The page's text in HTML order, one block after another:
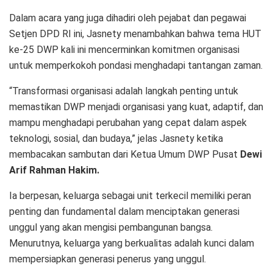
Dalam acara yang juga dihadiri oleh pejabat dan pegawai
Setjen DPD RI ini, Jasnety menambahkan bahwa tema HUT
ke-25 DWP kali ini mencerminkan komitmen organisasi
untuk memperkokoh pondasi menghadapi tantangan zaman.
“Transformasi organisasi adalah langkah penting untuk
memastikan DWP menjadi organisasi yang kuat, adaptif, dan
mampu menghadapi perubahan yang cepat dalam aspek
teknologi, sosial, dan budaya,” jelas Jasnety ketika
membacakan sambutan dari Ketua Umum DWP Pusat Dewi
Arif Rahman Hakim.
Ia berpesan, keluarga sebagai unit terkecil memiliki peran
penting dan fundamental dalam menciptakan generasi
unggul yang akan mengisi pembangunan bangsa.
Menurutnya, keluarga yang berkualitas adalah kunci dalam
mempersiapkan generasi penerus yang unggul.